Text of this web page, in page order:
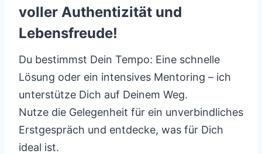
voller Authentizität und
Lebensfreude!
Du bestimmst Dein Tempo: Eine schnelle
Lösung oder ein intensives Mentoring – ich
unterstütze Dich auf Deinem Weg.
Nutze die Gelegenheit für ein unverbindliches
Erstgespräch und entdecke, was für Dich
ideal ist.